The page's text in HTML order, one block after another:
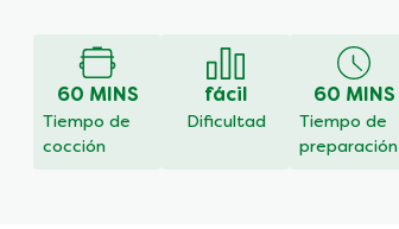
enviado
calificaciones
para
este
recipe
60 MINS
Tiempo de
cocción
fácil
Dificultad
60 MINS
Tiempo de
preparación